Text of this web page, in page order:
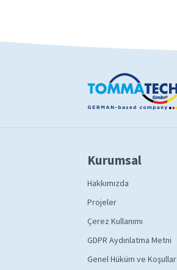
Kurumsal
Hakkımızda
Projeler
Çerez Kullanımı
GDPR Aydınlatma Metni
Genel Hüküm ve Koşullar